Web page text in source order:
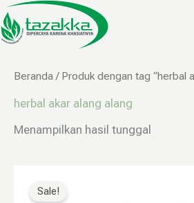
Lewati
ke
konten
Beranda / Produk dengan tag “herbal
herbal akar alang alang
Menampilkan hasil tunggal
Sale!